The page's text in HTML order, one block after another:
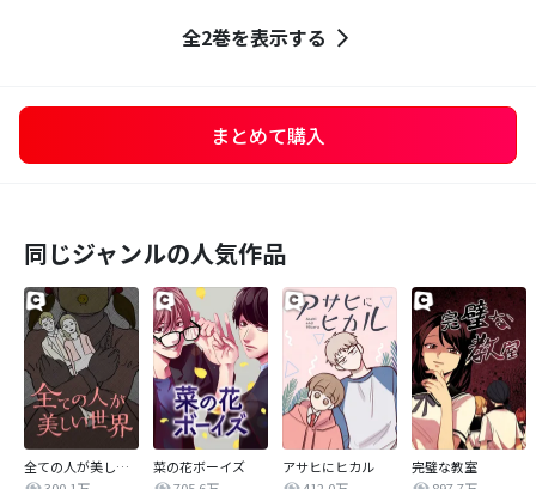
全2巻を表示する
まとめて購入
同じジャンルの人気作品
全ての人が美しい世界
菜の花ボーイズ
アサヒにヒカル
完璧な教室